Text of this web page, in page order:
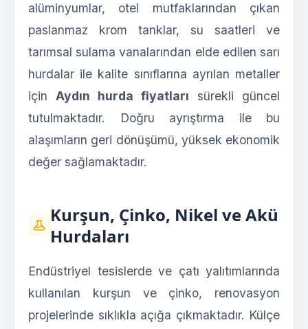
alüminyumlar, otel mutfaklarından çıkan
paslanmaz krom tanklar, su saatleri ve
tarımsal sulama vanalarından elde edilen sarı
hurdalar ile kalite sınıflarına ayrılan metaller
için Aydın hurda fiyatları sürekli güncel
tutulmaktadır. Doğru ayrıştırma ile bu
alaşımların geri dönüşümü, yüksek ekonomik
değer sağlamaktadır.
Kurşun, Çinko, Nikel ve Akü
Hurdaları
Endüstriyel tesislerde ve çatı yalıtımlarında
kullanılan kurşun ve çinko, renovasyon
projelerinde sıklıkla açığa çıkmaktadır. Külçe